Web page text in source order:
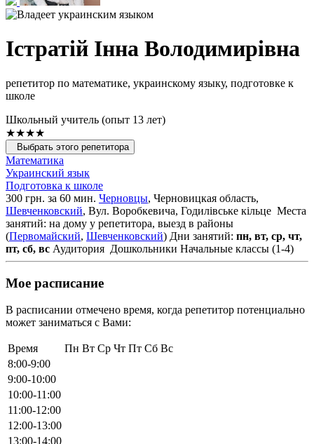
Істратій Інна Володимирівна
репетитор по математике, украинскому языку, подготовке к
школе
Школьный учитель (опыт 13 лет)
★★★★
Выбрать этого репетитора
Математика
Украинский язык
Подготовка к школе
300 грн. за 60 мин. Черновцы, Черновицкая область,
Шевченковский, Вул. Воробкевича, Годилівське кільце Места
занятий: на дому у репетитора, выезд в районы
(Первомайский, Шевченковский) Дни занятий: пн, вт, ср, чт,
пт, сб, вс Аудитория Дошкольники Начальные классы (1-4)
Мое расписание
В расписании отмечено время, когда репетитор потенциально
может заниматься с Вами:
Время Пн Вт Ср Чт Пт Сб Вс
8:00-9:00
9:00-10:00
10:00-11:00
11:00-12:00
12:00-13:00
13:00-14:00